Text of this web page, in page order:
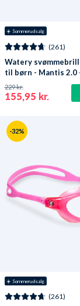
☀️ Sommerudsalg
(261)
Watery
til børn - Mantis 2.0
Atlantic Blå/klar
155,95 kr.
229 kr.
-32%
☀️ Sommerudsalg
(261)